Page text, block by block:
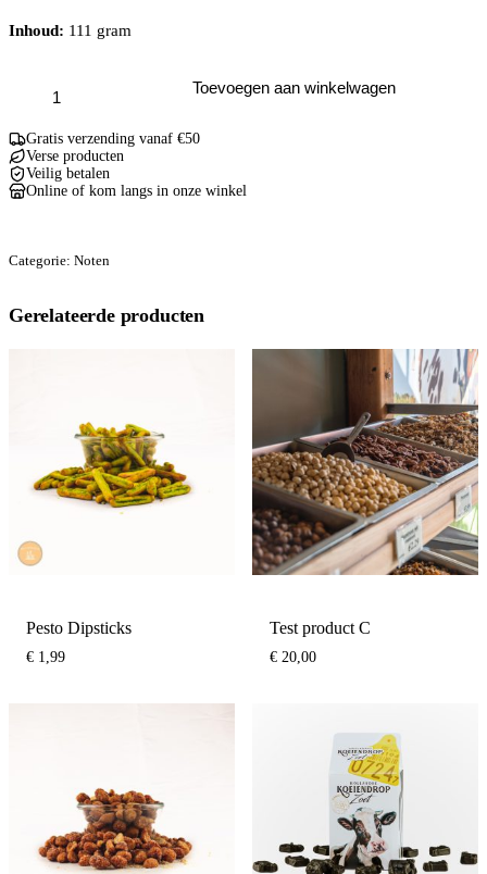
Inhoud: 111 gram
200GR
aantal
Toevoegen aan winkelwagen
Gratis verzending vanaf €50
Verse producten
Veilig betalen
Online of kom langs in onze winkel
Categorie: Noten
Gerelateerde producten
Pesto Dipsticks
€ 1,99
Test product C
€ 20,00